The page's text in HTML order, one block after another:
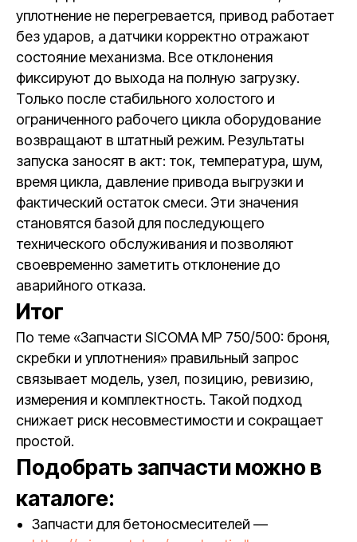
уплотнение не перегревается, привод работает
без ударов, а датчики корректно отражают
состояние механизма. Все отклонения
фиксируют до выхода на полную загрузку.
Только после стабильного холостого и
ограниченного рабочего цикла оборудование
возвращают в штатный режим. Результаты
запуска заносят в акт: ток, температура, шум,
время цикла, давление привода выгрузки и
фактический остаток смеси. Эти значения
становятся базой для последующего
технического обслуживания и позволяют
своевременно заметить отклонение до
аварийного отказа.
Итог
По теме «Запчасти SICOMA MP 750/500: броня,
скребки и уплотнения» правильный запрос
связывает модель, узел, позицию, ревизию,
измерения и комплектность. Такой подход
снижает риск несовместимости и сокращает
простой.
Подобрать запчасти можно в
каталоге:
Запчасти для бетоносмесителей —